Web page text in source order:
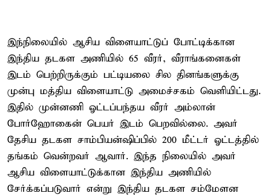
இந்நிலையில் ஆசிய விளையாட்டுப் போட்டிக்கான
இந்திய தடகள அணியில் 65 வீரர், வீராங்கனைகள்
இடம் பெற்றிருக்கும் பட்டியலை சில தினங்களுக்கு
முன்பு மத்திய விளையாட்டு அமைச்சகம் வெளியிட்டது.
இதில் முன்னணி ஓட்டப்பந்தய வீரர் அம்லான்
போர்ஹோகைன் பெயர் இடம் பெறவில்லை. அவர்
தேசிய தடகள சாம்பியன்ஷிப்பில் 200 மீட்டர் ஓட்டத்தில்
தங்கம் வென்றவர் ஆவார். இந்த நிலையில் அவர்
ஆசிய விளையாட்டுக்கான இந்திய அணியில்
சேர்க்கப்படுவார் என்று இந்திய தடகள சம்மேளன